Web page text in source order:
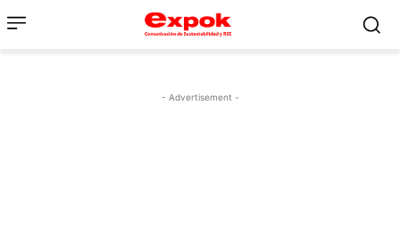
- Advertisement -